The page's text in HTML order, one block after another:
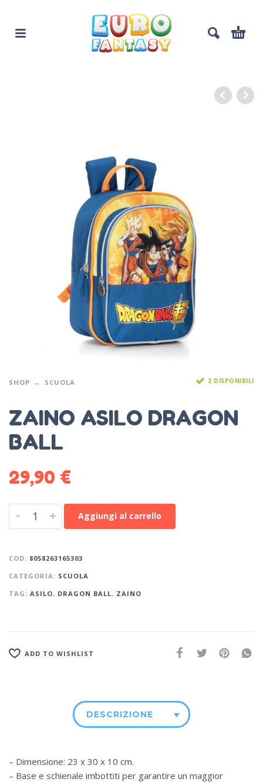
SHOP SCUOLA 2 DISPONIBILI
ZAINO ASILO DRAGON
BALL
29,90 €
- + Aggiungi al carrello
COD: 8058263165303
CATEGORIA: SCUOLA
TAG: ASILO, DRAGON BALL, ZAINO
ADD TO WISHLIST
DESCRIZIONE
– Dimensione: 23 x 30 x 10 cm.
– Base e schienale imbottiti per garantire un maggior